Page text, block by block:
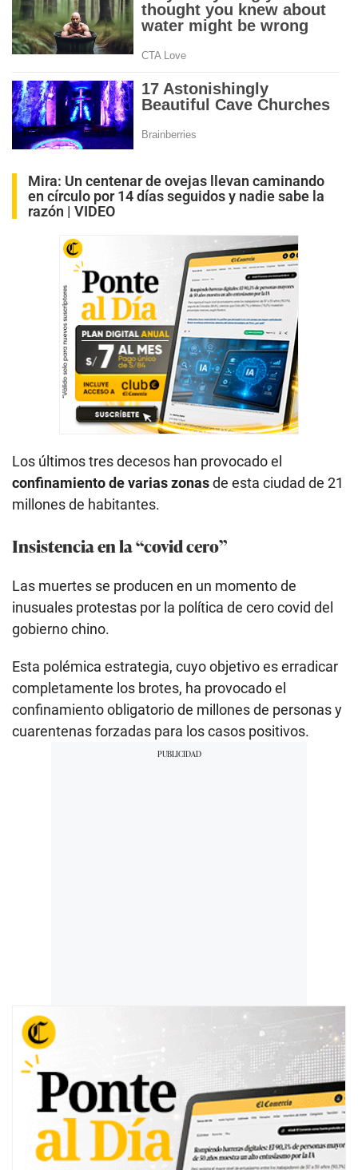
Mira: Un centenar de ovejas llevan caminando
en círculo por 14 días seguidos y nadie sabe la
razón | VIDEO
Los últimos tres decesos han provocado el
confinamiento de varias zonasde esta ciudad de 21
millones de habitantes.
Insistencia en la “covid cero”
Las muertes se producen en un momento de
inusuales protestas por la política de cero covid del
gobierno chino.
Esta polémica estrategia, cuyo objetivo es erradicar
completamente los brotes, ha provocado el
confinamiento obligatorio de millones de personas y
cuarentenas forzadas para los casos positivos.